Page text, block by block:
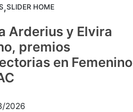
,SLIDER HOME
Arderius y Elvira
premios
en Femenino
2026